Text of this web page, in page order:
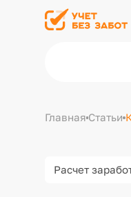
Главная Статьи
Расчет